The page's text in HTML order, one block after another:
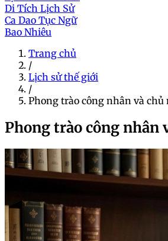
Di Tích Lịch Sử
Ca Dao Tục Ngữ
Bao Nhiêu
Trang chủ
/
Lịch sử thế giới
/
Phong trào công nhân và
Phong trào công nhân